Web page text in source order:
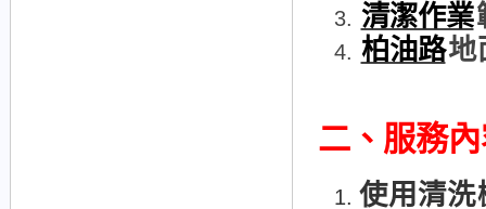
清潔作業
柏油路地
二、 服務
使用清洗